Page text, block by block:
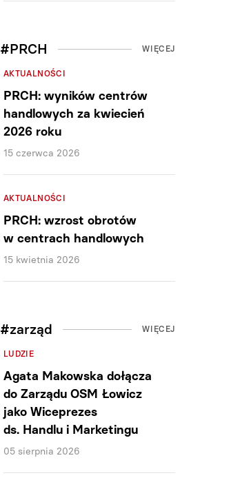
#PRCH WIĘCEJ
AKTUALNOŚCI
PRCH: wyników centrów
handlowych za kwiecień
2026 roku
15 czerwca 2026
AKTUALNOŚCI
PRCH: wzrost obrotów
w centrach handlowych
15 kwietnia 2026
#zarząd WIĘCEJ
LUDZIE
Agata Makowska dołącza
do Zarządu OSM Łowicz
jako Wiceprezes
ds. Handlu i Marketingu
05 sierpnia 2026